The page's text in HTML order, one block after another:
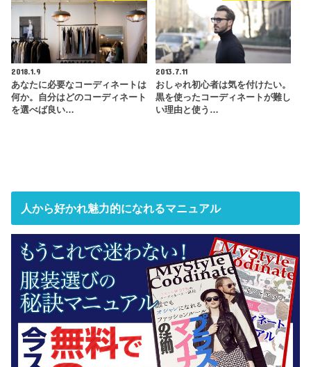
2018.1.9
あなたに必要なコーディネートは
何か。自分はどのコーディネート
を選べば良い…
2013.7.11
おしゃれ初心者は気を付けたい。
黒を使ったコーディネートが難し
い理由と使う…
人から好かれ魅力的になれるマニュアル